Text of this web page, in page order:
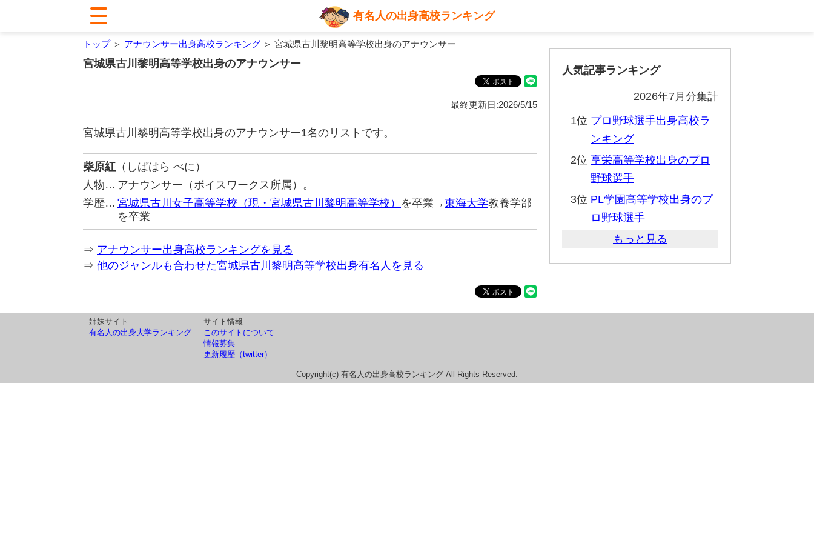
有名人の出身高校ランキング
トップ＞ アナウンサー出身高校ランキング ＞ 宮城県古川黎明高等学校出身のアナウンサー
宮城県古川黎明高等学校出身のアナウンサー
最終更新日:2026/5/15
宮城県古川黎明高等学校出身のアナウンサー1名のリストです。
柴原紅 （しばはら べに）
人物… アナウンサー（ボイスワークス所属）。
学歴… 宮城県古川女子高等学校（現・宮城県古川黎明高等学校） を卒業→東海大学教養学部
を卒業
⇒ アナウンサー出身高校ランキングを見る
⇒ 他のジャンルも合わせた宮城県古川黎明高等学校出身有名人を見る
人気記事ランキング
2026年7月分集計
1位 プロ野球選手出身高校ラ
ンキング
2位 享栄高等学校出身のプロ
野球選手
3位 PL学園高等学校出身のプ
ロ野球選手
もっと見る
姉妹サイト
有名人の出身大学ランキング
サイト情報
このサイトについて
情報募集
更新履歴（twitter）
Copyright(c) 有名人の出身高校ランキング All Rights Reserved.